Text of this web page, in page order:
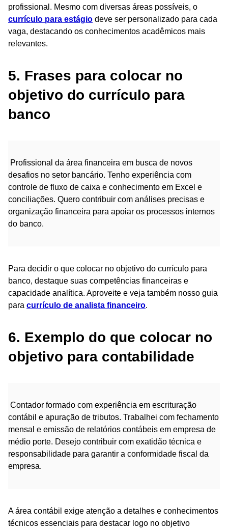
profissional. Mesmo com diversas áreas possíveis, o
currículo para estágio deve ser personalizado para cada
vaga, destacando os conhecimentos acadêmicos mais
relevantes.
5. Frases para colocar no
objetivo do currículo para
banco
Profissional da área financeira em busca de novos
desafios no setor bancário. Tenho experiência com
controle de fluxo de caixa e conhecimento em Excel e
conciliações. Quero contribuir com análises precisas e
organização financeira para apoiar os processos internos
do banco.
Para decidir o que colocar no objetivo do currículo para
banco, destaque suas competências financeiras e
capacidade analítica. Aproveite e veja também nosso guia
para currículo de analista financeiro.
6. Exemplo do que colocar no
objetivo para contabilidade
Contador formado com experiência em escrituração
contábil e apuração de tributos. Trabalhei com fechamento
mensal e emissão de relatórios contábeis em empresa de
médio porte. Desejo contribuir com exatidão técnica e
responsabilidade para garantir a conformidade fiscal da
empresa.
A área contábil exige atenção a detalhes e conhecimentos
técnicos essenciais para destacar logo no objetivo